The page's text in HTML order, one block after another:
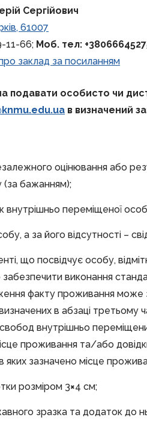
Сергійович
61007
11-66; Моб. тел:
заклад за посиланням
подавати особисто чи
knmu.edu.ua в визначений
оцінювання або
(за бажанням);
внутрішньо переміщеної
а за його відсутності –
що посвідчує особу,
виконання
факту проживання може
в абзаці третьому
внутрішньо
проживання та/або
яких зазначено місце
розміром 3×4 см;
зразка та додаток до